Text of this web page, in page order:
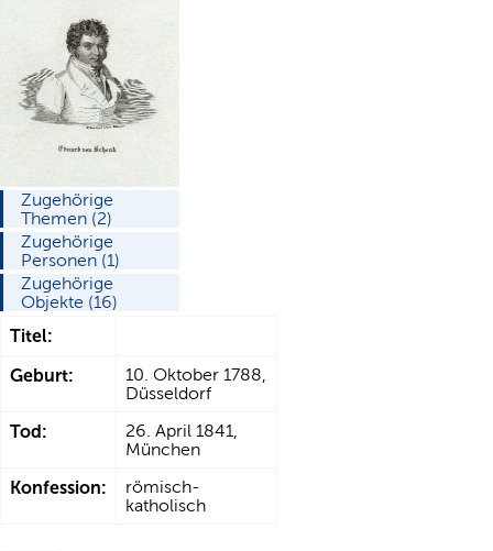
Zugehörige
Themen (2)
Zugehörige
Personen (1)
Zugehörige
Objekte (16)
Titel:
Geburt:
10. Oktober 1788,
Düsseldorf
Tod:
26. April 1841,
München
Konfession:
römisch-
katholisch